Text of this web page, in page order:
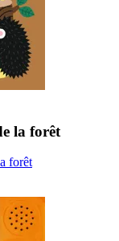
la forêt
forêt